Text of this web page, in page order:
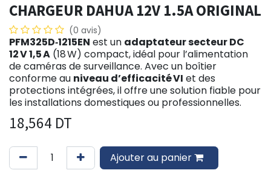
CHARGEUR DAHUA 12V 1.5A ORIGINAL
(0 avis)
PFM325D‑1215EN est un adaptateur secteur DC
12 V 1,5 A (18 W) compact, idéal pour l’alimentation
de caméras de surveillance. Avec un boîtier
conforme au niveau d’efficacité VI et des
protections intégrées, il offre une solution fiable pour
les installations domestiques ou professionnelles.
18,564 DT
Ajouter au panier